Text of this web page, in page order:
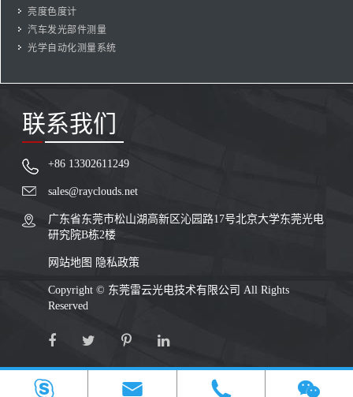
亮度色度计
汽车发光部件测量
光学自动化测量系统
联系我们
+86 13302611249
sales@rayclouds.net
广东省东莞市松山湖高新区沁园路17号北京大学东莞光电
研究院B栋2楼
网站地图 隐私政策
Copyright © 东莞雷云光电技术有限公司 All Rights
Reserved
   